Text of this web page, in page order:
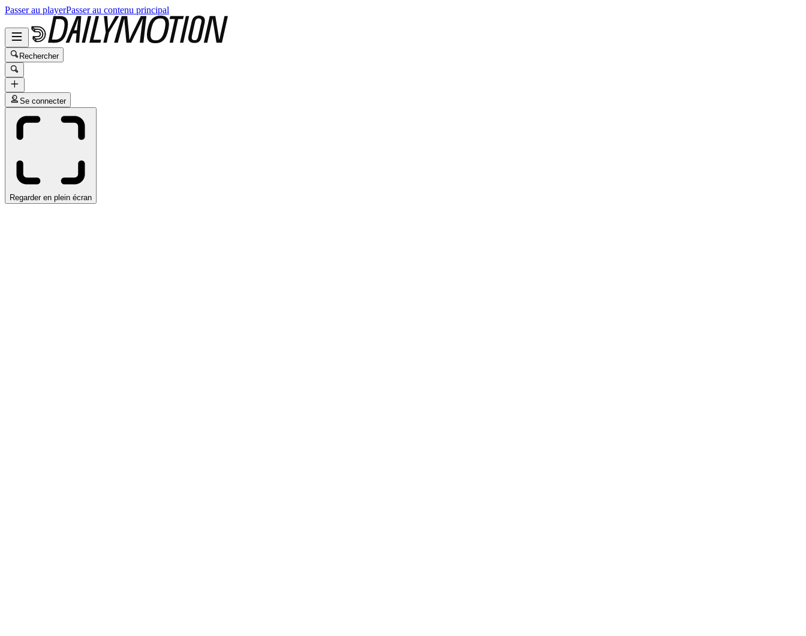
Passer au playerPasser au contenu principal
Rechercher
Se connecter
Regarder en plein écran